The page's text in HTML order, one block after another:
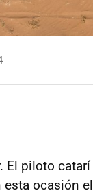
El piloto
ocasión